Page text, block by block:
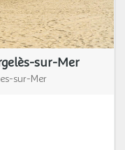
sur-Mer
sur-Mer